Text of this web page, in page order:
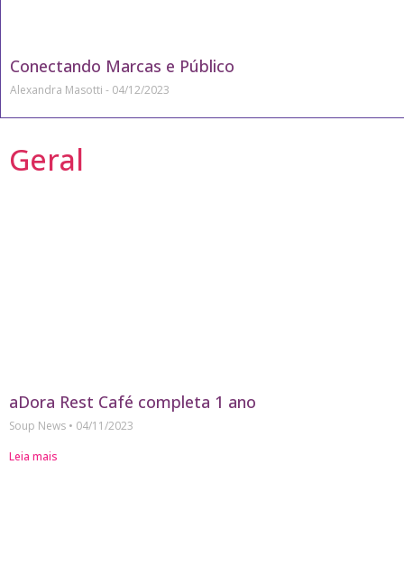
Conectando Marcas e Público
Alexandra Masotti 04/12/2023
Geral
aDora Rest Café completa 1 ano
Soup News
04/11/2023
Leia mais